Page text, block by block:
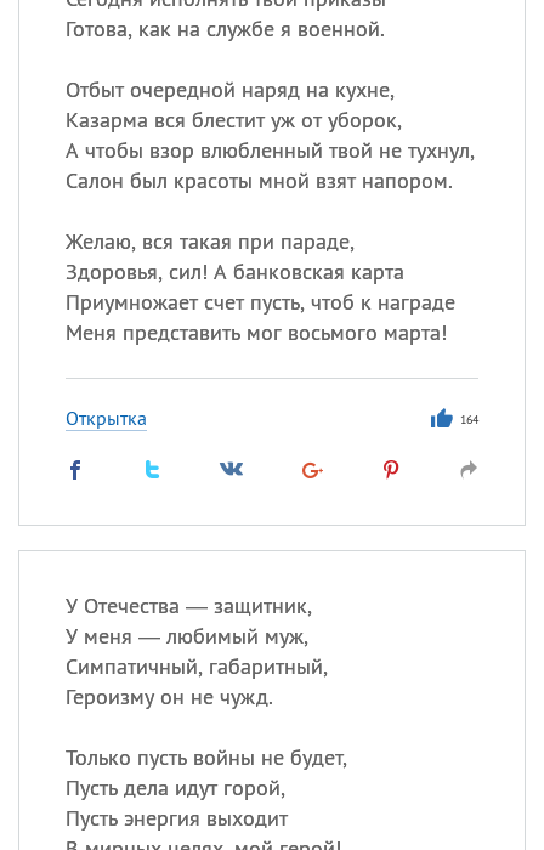
Готова, как на службе я военной.
Отбыт очередной наряд на кухне,
Казарма вся блестит уж от уборок,
А чтобы взор влюбленный твой не тухнул,
Салон был красоты мной взят напором.
Желаю, вся такая при параде,
Здоровья, сил! А банковская карта
Приумножает счет пусть, чтоб к награде
Меня представить мог восьмого марта!
Открытка 164
У Отечества — защитник,
У меня — любимый муж,
Симпатичный, габаритный,
Героизму он не чужд.
Только пусть войны не будет,
Пусть дела идут горой,
Пусть энергия выходит